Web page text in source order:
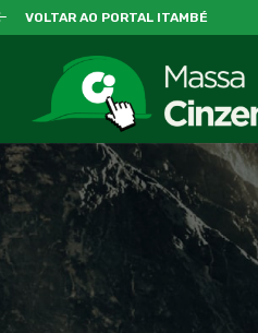
VOLTAR AO PORTAL ITAMBÉ